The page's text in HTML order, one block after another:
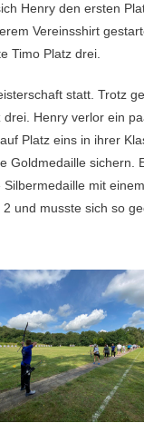
Henry den ersten
Vereinsshirt
Timo Platz drei.
statt. Trotz
Henry verlor ein
Platz eins in ihrer
Goldmedaille sichern.
mit
und musste sich so